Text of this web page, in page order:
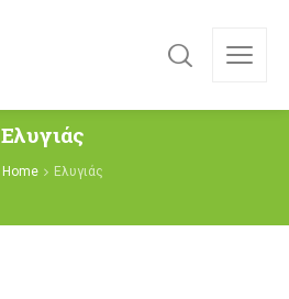
Ελυγιάς
Home Ελυγιάς